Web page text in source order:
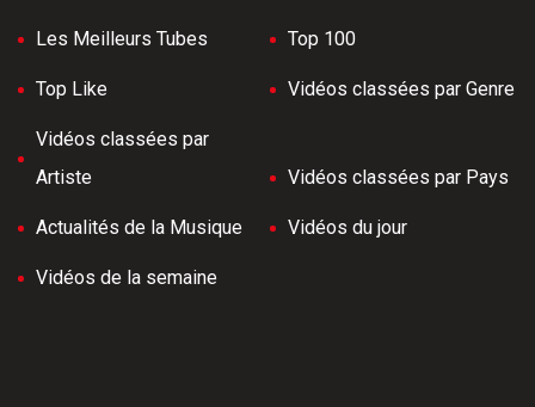
Les Meilleurs Tubes Top 100
Top Like Vidéos classées par Genre
Vidéos classées par
Artiste
Vidéos classées par Pays
Actualités de la Musique Vidéos du jour
Vidéos de la semaine